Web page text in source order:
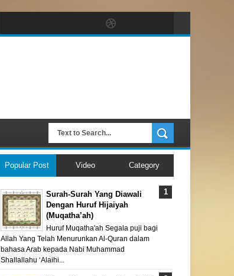
Popular Post Video Category
Surah-Surah Yang Diawali
Dengan Huruf Hijaiyah
(Muqatha’ah)
Huruf Muqatha'ah Segala puji bagi
Allah Yang Telah Menurunkan Al-Quran dalam
bahasa Arab kepada Nabi Muhammad
Shallallahu ‘Alaihi...